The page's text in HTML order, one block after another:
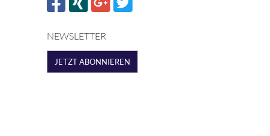
NEWSLETTER
JETZT ABONNIEREN